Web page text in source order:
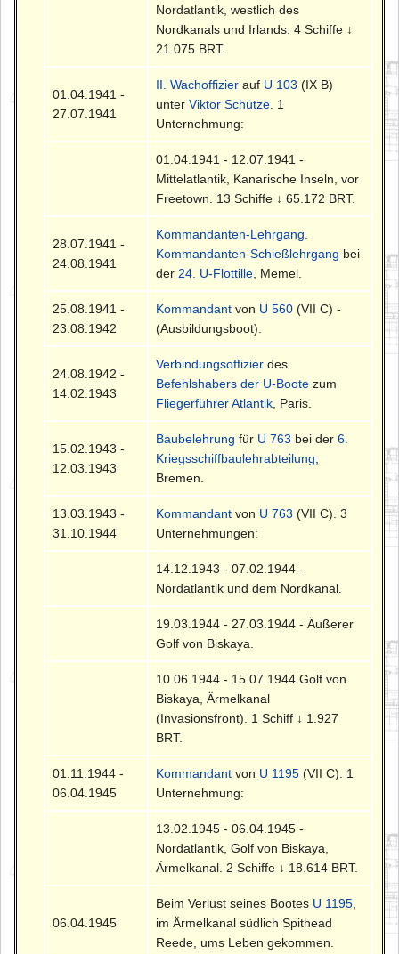
Nordatlantik, westlich des
Nordkanals und Irlands. 4 Schiffe ↓
21.075 BRT.
01.04.1941 -
27.07.1941
II. Wachoffizier auf U 103 (IX B)
unterViktor Schütze . 1
Unternehmung:
01.04.1941 - 12.07.1941 -
Mittelatlantik, Kanarische Inseln, vor
Freetown. 13 Schiffe ↓ 65.172 BRT.
28.07.1941 -
24.08.1941
Kommandanten-Lehrgang
Kommandanten-Schießlehrgang bei
der 24. U-Flottille , Memel.
25.08.1941 -
23.08.1942
Kommandant von U 560 (VII C) -
(Ausbildungsboot).
24.08.1942 -
14.02.1943
Verbindungsoffizier des
Befehlshabers der U-Boote zum
Fliegerführer Atlantik , Paris.
15.02.1943 -
12.03.1943
Baubelehrung für U 763 bei der6.
Kriegsschiffbaulehrabteilung
Bremen.
13.03.1943 -
31.10.1944
Kommandant von U 763 (VII C). 3
Unternehmungen:
14.12.1943 - 07.02.1944 -
Nordatlantik und dem Nordkanal.
19.03.1944 - 27.03.1944 - Äußerer
Golf von Biskaya.
10.06.1944 - 15.07.1944 Golf von
Biskaya, Ärmelkanal
(Invasionsfront). 1 Schiff ↓ 1.927
BRT.
01.11.1944 -
06.04.1945
Kommandant von U 1195 (VII C). 1
Unternehmung:
13.02.1945 - 06.04.1945 -
Nordatlantik, Golf von Biskaya,
Ärmelkanal. 2 Schiffe ↓ 18.614 BRT.
06.04.1945
Beim Verlust seines Bootes U 1195
im Ärmelkanal südlich Spithead
Reede, ums Leben gekommen.